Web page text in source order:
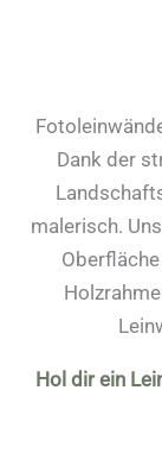
Dank der
malerisch.
Hol dir ein